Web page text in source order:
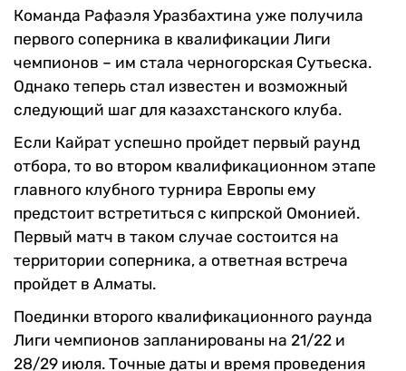
Команда Рафаэля Уразбахтина уже получила
первого соперника в квалификации Лиги
чемпионов – им стала черногорская Сутьеска.
Однако теперь стал известен и возможный
следующий шаг для казахстанского клуба.
Если Кайрат успешно пройдет первый раунд
отбора, то во втором квалификационном этапе
главного клубного турнира Европы ему
предстоит встретиться с кипрской Омонией.
Первый матч в таком случае состоится на
территории соперника, а ответная встреча
пройдет в Алматы.
Поединки второго квалификационного раунда
Лиги чемпионов запланированы на 21/22 и
28/29 июля. Точные даты и время проведения